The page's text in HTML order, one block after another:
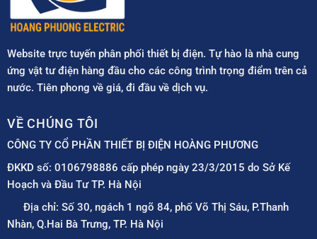
Website trực tuyến phân phối thiết bị điện. Tự hào là nhà cung
ứng vật tư điện hàng đầu cho các công trình trọng điểm trên cả
nước. Tiên phong về giá, đi đầu về dịch vụ.
VỀ CHÚNG TÔI
CÔNG TY CỔ PHẦN THIẾT BỊ ĐIỆN HOÀNG PHƯƠNG
ĐKKD số: 0106798886 cấp phép ngày 23/3/2015 do Sở Kế
Hoạch và Đầu Tư TP. Hà Nội
Địa chỉ: Số 30, ngách 1 ngõ 84, phố Võ Thị Sáu, P.Thanh
Nhàn, Q.Hai Bà Trưng, TP. Hà Nội